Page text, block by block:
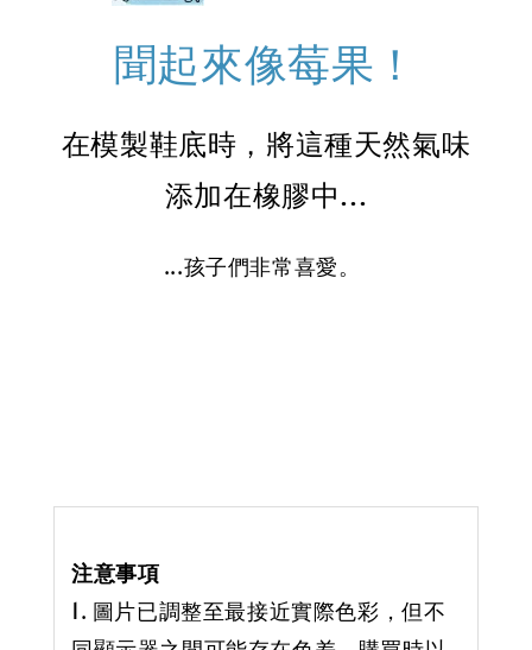
聞起來像莓果！
在模製鞋底時，將這種天然氣味
添加在橡膠中...
...孩子們非常喜愛。
注意事項
1. 圖片已調整至最接近實際色彩，但不